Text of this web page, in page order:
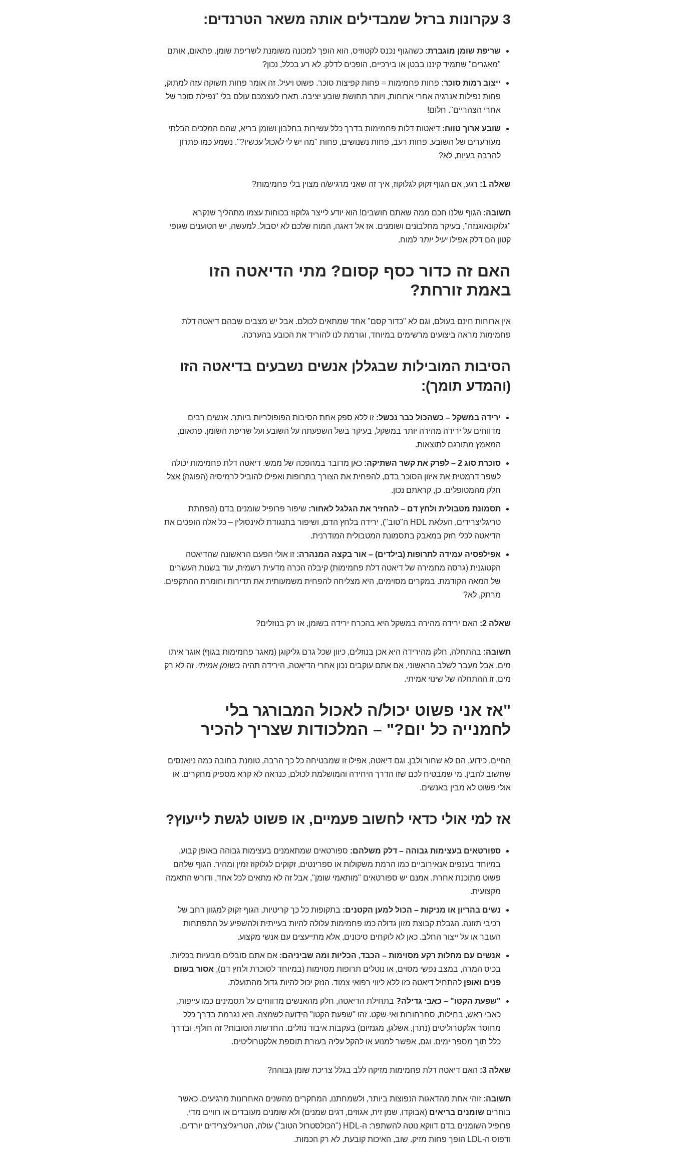
3 עקרונות ברזל שמבדילים אותה משאר הטרנדים:
שריפת שומן מוגברת: כשהגוף נכנס לקטוזיס, הוא הופך למכונה משומנת לשריפת שומן. פתאום, אותם
"מאגרים" שתמיד קיננו בבטן או בירכיים, הופכים לדלק. לא רע בכלל, נכון?
ייצוב רמות סוכר: פחות פחמימות = פחות קפיצות סוכר. פשוט ויעיל. זה אומר פחות תשוקה עזה למתוק,
פחות נפילות אנרגיה אחרי ארוחות, ויותר תחושת שובע יציבה. תארו לעצמכם עולם בלי "נפילת סוכר של
אחרי הצהריים". חלום!
שובע ארוך טווח: דיאטות דלות פחמימות בדרך כלל עשירות בחלבון ושומן בריא, שהם המלכים הבלתי
מעורערים של השובע. פחות רעב, פחות נשנושים, פחות "מה יש לי לאכול עכשיו?". נשמע כמו פתרון
להרבה בעיות, לא?
שאלה 1: רגע, אם הגוף זקוק לגלוקוז, איך זה שאני מרגיש/ה מצוין בלי פחמימות?
תשובה: הגוף שלנו חכם ממה שאתם חושבים! הוא יודע לייצר גלוקוז בכוחות עצמו מתהליך שנקרא
"גלוקונאוגנזה", בעיקר מחלבונים ושומנים. אז אל דאגה, המוח שלכם לא יסבול. למעשה, יש הטוענים שגופי
קטון הם דלק אפילויעיל יותר למוח.
האם זה כדור כסף קסום? מתי הדיאטה הזו
באמת זורחת?
אין ארוחות חינם בעולם, וגם לא "כדור קסם" אחד שמתאים לכולם. אבל יש מצבים שבהם דיאטה דלת
פחמימות מראה ביצועים מרשימים במיוחד, וגורמת לנו להוריד את הכובע בהערכה.
הסיבות המובילות שבגללן אנשים נשבעים בדיאטה הזו
(והמדע תומך):
ירידה במשקל – כשהכול כבר נכשל: זו ללא ספק אחת הסיבות הפופולריות ביותר. אנשים רבים
מדווחים על ירידה מהירה יותר במשקל, בעיקר בשל השפעתה על השובע ועל שריפת השומן. פתאום,
המאמץ מתורגם לתוצאות.
סוכרת סוג 2 – לפרק את קשר השתיקה:
כאן מדובר במהפכה של ממש. דיאטה דלת פחמימות יכולה
לשפר דרמטית את איזון הסוכר בדם, להפחית את הצורך בתרופות ואפילו להוביל לרמיסיה (הפוגה) אצל
חלק מהמטופלים. כן, קראתם נכון.
תסמונת מטבולית ולחץ דם – להחזיר את הגלגל לאחור: שיפור פרופיל שומנים בדם (הפחתת
טריגליצרידים, העלאת HDL ה"טוב"), ירידה בלחץ הדם, ושיפור בתנגודת לאינסולין – כל אלה הופכים את
הדיאטה לכלי חזק במאבק בתסמונת המטבולית המודרנית.
אפילפסיה עמידה לתרופות (בילדים) – אור בקצה המנהרה: זו אולי הפעם הראשונה שהדיאטה
הקטוגנית (גרסה מחמירה של דיאטה דלת פחמימות) קיבלה הכרה מדעית רשמית, עוד בשנות העשרים
של המאה הקודמת. במקרים מסוימים, היא מצליחה להפחית משמעותית את תדירות וחומרת ההתקפים.
מרתק, לא?
שאלה 2: האם ירידה מהירה במשקל היא בהכרח ירידה בשומן, או רק בנוזלים?
תשובה: בהתחלה, חלק מהירידה היא אכן בנוזלים, כיוון שכל גרם גליקוגן (מאגר פחמימות בגוף) אוגר איתו
מים. אבל מעבר לשלב הראשוני, אם אתם עוקבים נכון אחרי הדיאטה, הירידה תהיה בשומן אמיתי. זה לא רק
מים, זו ההתחלה של שינוי אמיתי.
"אז אני פשוט יכול/ה לאכול המבורגר בלי
לחמנייה כל יום?" – המלכודות שצריך להכיר
החיים, כידוע, הם לא שחור ולבן. וגם דיאטה, אפילו זו שמבטיחה כל כך הרבה, טומנת בחובה כמה ניואנסים
שחשוב להבין. מי שמבטיח לכם שזו הדרך היחידה והמושלמת לכולם, כנראה לא קרא מספיק מחקרים. או
אולי פשוט לא מבין באנשים.
אז למי אולי כדאי לחשוב פעמיים, או פשוט לגשת לייעוץ?
ספורטאים בעצימות גבוהה – דלק משלהם: ספורטאים שמתאמנים בעצימות גבוהה באופן קבוע,
במיוחד בענפים אנאירוביים כמו הרמת משקולות או ספרינטים, זקוקים לגלוקוז זמין ומהיר. הגוף שלהם
פשוט מתוכנת אחרת. אמנם יש ספורטאים "מותאמי שומן", אבל זה לא מתאים לכל אחד, ודורש התאמה
מקצועית.
נשים בהריון או מניקות – הכול למען הקטנים: בתקופות כל כך קריטיות, הגוף זקוק למגוון רחב של
רכיבי תזונה. הגבלת קבוצת מזון גדולה כמו פחמימות עלולה להיות בעייתית ולהשפיע על התפתחות
העובר או על ייצור החלב. כאן לא לוקחים סיכונים, אלא מתייעצים עם אנשי מקצוע.
אנשים עם מחלות רקע מסוימות – הכבד, הכליות ומה שביניהם: אם אתם סובלים מבעיות בכליות,
בכיס המרה, במצב נפשי מסוים, או נוטלים תרופות מסוימות (במיוחד לסוכרת ולחץ דם), אסור בשום
פנים ואופן להתחיל דיאטה כזו ללא ליווי רפואי צמוד. הנזק יכול להיות גדול מהתועלת.
"שפעת הקטו" – כאבי גדילה? בתחילת הדיאטה, חלק מהאנשים מדווחים על תסמינים כמו עייפות,
כאבי ראש, בחילות, סחרחורות ואי-שקט. זהו "שפעת הקטו" הידועה לשמצה. היא נגרמת בדרך כלל
מחוסר אלקטרוליטים (נתרן, אשלגן, מגנזיום) בעקבות איבוד נוזלים. החדשות הטובות? זה חולף, ובדרך
כלל תוך מספר ימים. וגם, אפשר למנוע או להקל עליה בעזרת תוספת אלקטרוליטים.
שאלה 3: האם דיאטה דלת פחמימות מזיקה ללב בגלל צריכת שומן גבוהה?
תשובה: זוהי אחת מהדאגות הנפוצות ביותר, ולשמחתנו, המחקרים מהשנים האחרונות מרגיעים. כאשר
בוחריםשומנים בריאים (אבוקדו, שמן זית, אגוזים, דגים שמנים) ולא שומנים מעובדים או רוויים מדי,
פרופיל השומנים בדם דווקא נוטה להשתפר: ה-HDL ("הכולסטרול הטוב") עולה, הטריגליצרידים יורדים,
ודפוס ה-LDL הופך פחות מזיק. שוב, האיכות קובעת, לא רק הכמות.